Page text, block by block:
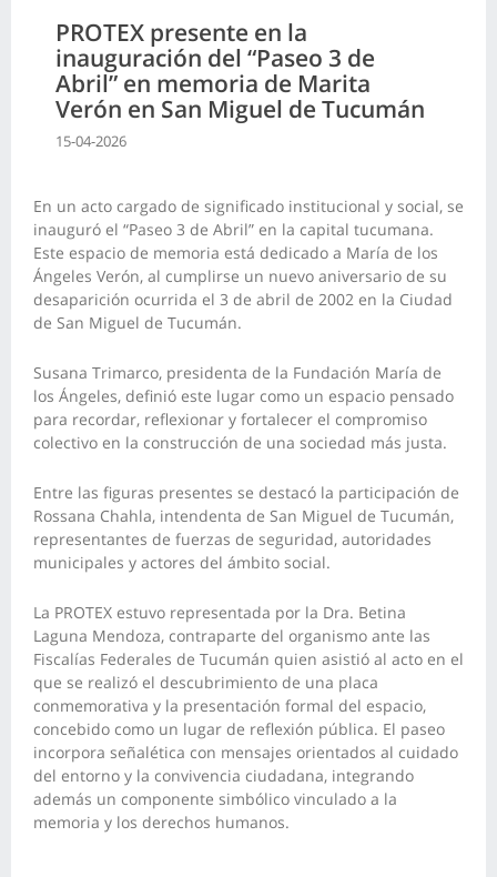
PROTEX presente en la
inauguración del “Paseo 3 de
Abril” en memoria de Marita
Verón en San Miguel de Tucumán
15-04-2026
En un acto cargado de significado institucional y social, se
inauguró el “Paseo 3 de Abril” en la capital tucumana.
Este espacio de memoria está dedicado a María de los
Ángeles Verón, al cumplirse un nuevo aniversario de su
desaparición ocurrida el 3 de abril de 2002 en la Ciudad
de San Miguel de Tucumán.
Susana Trimarco, presidenta de la Fundación María de
los Ángeles, definió este lugar como un espacio pensado
para recordar, reflexionar y fortalecer el compromiso
colectivo en la construcción de una sociedad más justa.
Entre las figuras presentes se destacó la participación de
Rossana Chahla, intendenta de San Miguel de Tucumán,
representantes de fuerzas de seguridad, autoridades
municipales y actores del ámbito social.
La PROTEX estuvo representada por la Dra. Betina
Laguna Mendoza, contraparte del organismo ante las
Fiscalías Federales de Tucumán quien asistió al acto en el
que se realizó el descubrimiento de una placa
conmemorativa y la presentación formal del espacio,
concebido como un lugar de reflexión pública. El paseo
incorpora señalética con mensajes orientados al cuidado
del entorno y la convivencia ciudadana, integrando
además un componente simbólico vinculado a la
memoria y los derechos humanos.